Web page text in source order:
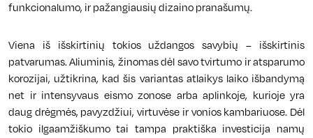
funkcionalumo, ir pažangiausių dizaino pranašumų.
Viena iš išskirtinių tokios uždangos savybių – išskirtinis
patvarumas. Aliuminis, žinomas dėl savo tvirtumo ir atsparumo
korozijai, užtikrina, kad šis variantas atlaikys laiko išbandymą
net ir intensyvaus eismo zonose arba aplinkoje, kurioje yra
daug drėgmės, pavyzdžiui, virtuvėse ir vonios kambariuose. Dėl
tokio ilgaamžiškumo tai tampa praktiška investicija namų